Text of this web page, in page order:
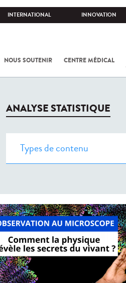
INTERNATIONAL INNOVATION
NOUS SOUTENIR CENTRE MÉDICAL
ANALYSE STATISTIQUE